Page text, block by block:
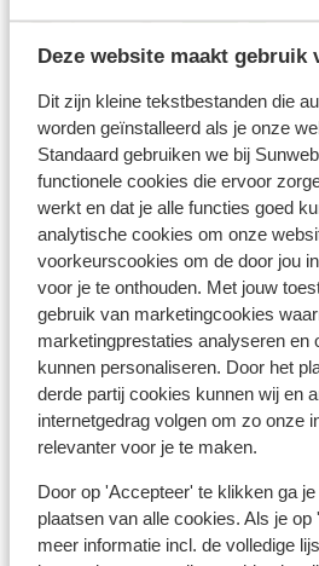
Deze website maakt gebruik
Dit zijn kleine tekstbestanden die
worden geïnstalleerd als je onze
Standaard gebruiken we bij
functionele cookies die ervoor
werkt en dat je alle functies goed
analytische cookies om onze
voorkeurscookies om de door jou
voor je te onthouden. Met jouw
gebruik van marketingcookies
marketingprestaties analyseren en
kunnen personaliseren. Door het
derde partij cookies kunnen wij en
internetgedrag volgen om zo onze
relevanter voor je te maken.
Door op 'Accepteer' te klikken ga
plaatsen van alle cookies. Als je op
meer informatie incl. de volledige
À proximité
Distance de la plage environ
sable, par une route en pente
serviettes de plage)
À la périphérie
Distance du centre-ville:
environ 1 kilomètres, puerto
2 kilomètres
La distance de la vieille ville
Distance jusqu'à Barstreet
Distance de l'aéroport
Distance au port environ 5